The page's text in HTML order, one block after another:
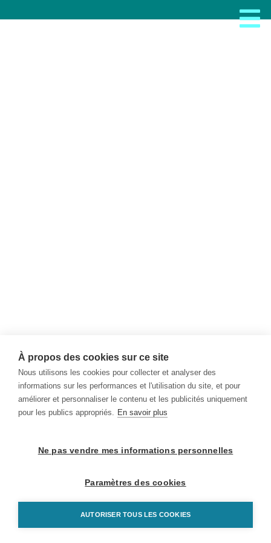
À propos des cookies sur ce site
Nous utilisons les cookies pour collecter et analyser des
informations sur les performances et l'utilisation du site, et pour
améliorer et personnaliser le contenu et les publicités uniquement
pour les publics appropriés. En savoir plus
Ne pas vendre mes informations personnelles
Paramètres des cookies
AUTORISER TOUS LES COOKIES